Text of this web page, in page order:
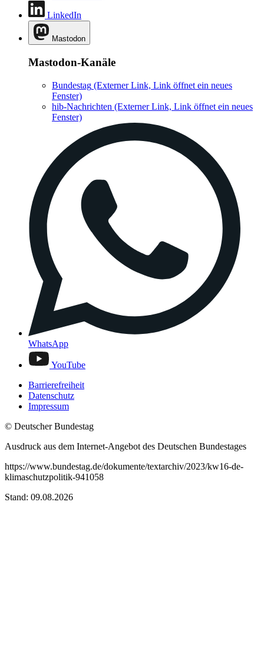
LinkedIn
Mastodon
Mastodon-Kanäle
Bundestag (Externer Link, Link öffnet ein neues
Fenster)
hib-Nachrichten (Externer Link, Link öffnet ein neues
Fenster)
WhatsApp
YouTube
Barrierefreiheit
Datenschutz
Impressum
© Deutscher Bundestag
Ausdruck aus dem Internet-Angebot des Deutschen Bundestages
https://www.bundestag.de/dokumente/textarchiv/2023/kw16-de-
klimaschutzpolitik-941058
Stand: 09.08.2026